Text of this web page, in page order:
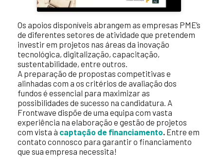
Os apoios disponíveis abrangem as empresas PME’s
de diferentes setores de atividade que pretendem
investir em projetos nas áreas da inovação
tecnológica, digitalização, capacitação,
sustentabilidade, entre outros.
A preparação de propostas competitivas e
alinhadas com a os critérios de avaliação dos
fundos é essencial para maximizar as
possibilidades de sucesso na candidatura. A
Frontwave dispõe de uma equipa com vasta
experiência na elaboração e gestão de projetos
com vista à captação de financiamento. Entre em
contato connosco para garantir o financiamento
que sua empresa necessita!